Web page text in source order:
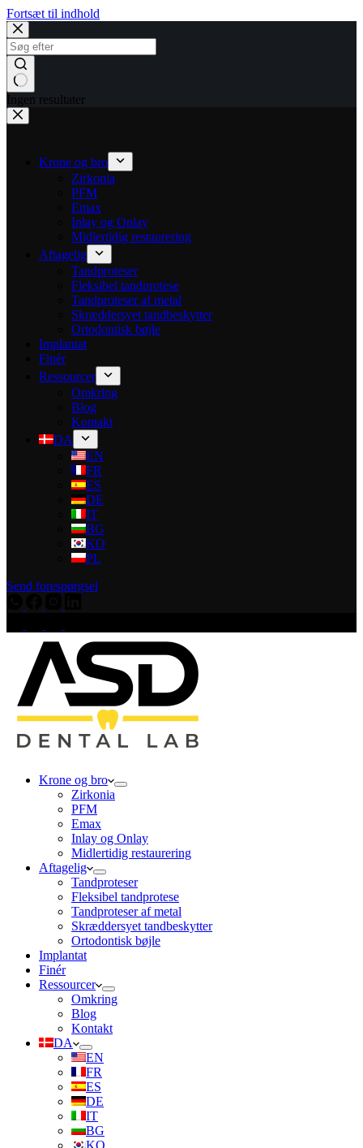
Fortsæt til indhold
Ingen resultater
Krone og bro
Zirkonia
PFM
Emax
Inlay og Onlay
Midlertidig restaurering
Aftagelig
Tandproteser
Fleksibel tandprotese
Tandproteser af metal
Skræddersyet tandbeskytter
Ortodontisk bøjle
Implantat
Finér
Ressourcer
Omkring
Blog
Kontakt
DA
EN
FR
ES
DE
IT
BG
KO
PL
Send forespørgsel
Krone og bro
Zirkonia
PFM
Emax
Inlay og Onlay
Midlertidig restaurering
Aftagelig
Tandproteser
Fleksibel tandprotese
Tandproteser af metal
Skræddersyet tandbeskytter
Ortodontisk bøjle
Implantat
Finér
Ressourcer
Omkring
Blog
Kontakt
DA
EN
FR
ES
DE
IT
BG
KO